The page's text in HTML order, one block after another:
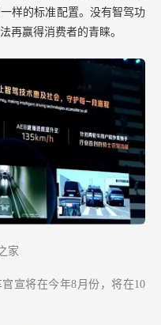
样的标准配置。没有智驾功
再赢得消费者的青睐。
家
宣将在今年8月份，将在10